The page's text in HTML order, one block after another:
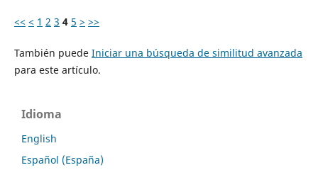
<< < 1 2 3 4 5 > >>
También puede Iniciar una búsqueda de similitud avanzada
para este artículo.
Idioma
English
Español (España)